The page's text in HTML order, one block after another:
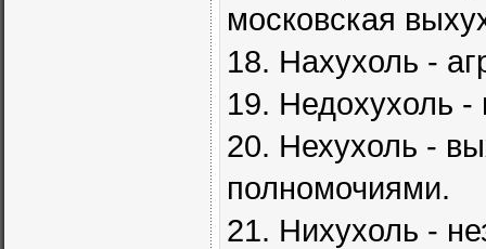
московская
18. Hахухоль -
19. Hедохухоль
20. Hехухоль -
полномочиями.
21. Hихухоль -